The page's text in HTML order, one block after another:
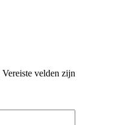
Vereiste velden zijn